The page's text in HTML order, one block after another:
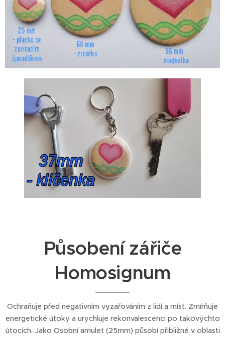
Působení zářiče
Homosignum
Ochraňuje před negativním vyzařováním z lidí a míst. Zmírňuje
energetické útoky a urychluje rekonvalescenci po takovýchto
útocích. Jako Osobní amulet (25mm) působí přibližně v oblasti